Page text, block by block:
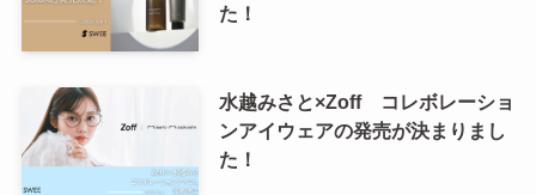
た！
水越みさと×Zoff コレボレーショ
ンアイウェアの発売が決まりまし
た！